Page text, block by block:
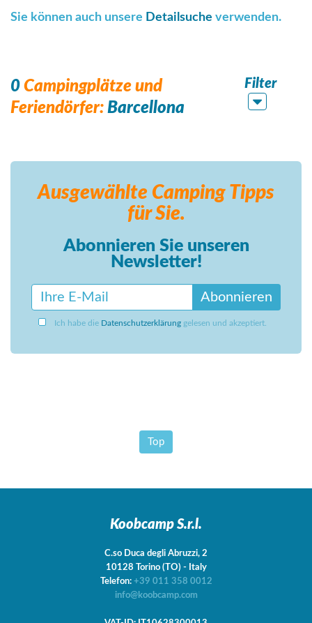
Sie können auch unsere Detailsuche verwenden.
0 Campingplätze und
Feriendörfer: Barcellona
Filter
Ausgewählte Camping Tipps
für Sie.
Abonnieren Sie unseren
Newsletter!
Abonnieren
Ich habe die Datenschutzerklärung gelesen und akzeptiert.
Top
Koobcamp S.r.l.
C.so Duca degli Abruzzi, 2
10128 Torino (TO) - Italy
Telefon: +39 011 358 0012
info@koobcamp.com